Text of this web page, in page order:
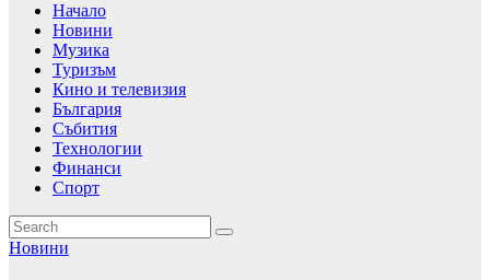
Начало
Новини
Музика
Туризъм
Кино и телевизия
България
Събития
Технологии
Финанси
Спорт
Новини